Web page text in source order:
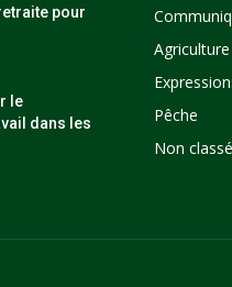
pour
le
dans les
Agriculture
Pêche
Non classé